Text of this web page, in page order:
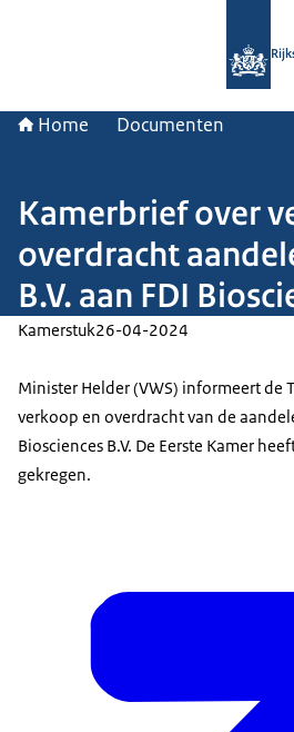
Home Documenten
Kamerbrief over
overdracht
B.V. aan FDI
Kamerstuk26-04-2024
Minister Helder (VWS) informeert de
verkoop en overdracht van de
Biosciences B.V. De Eerste Kamer
gekregen.